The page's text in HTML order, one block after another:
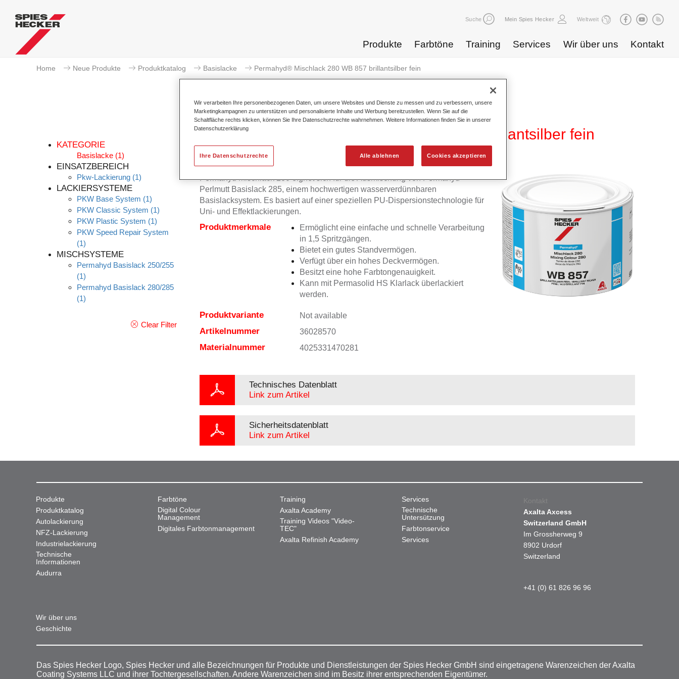
Suche Mein Spies Hecker Weltweit
Produkte Farbtöne Training Services Wir über uns Kontakt
Home Neue Produkte Produktkatalog Basislacke Permahyd® Mischlack 280 WB 857 brillantsilber fein
KATEGORIE
Basislacke (1)
EINSATZBEREICH
Pkw-Lackierung (1)
LACKIERSYSTEME
PKW Base System (1)
PKW Classic System (1)
PKW Plastic System (1)
PKW Speed Repair System
(1)
MISCHSYSTEME
Permahyd Basislack 250/255
(1)
Permahyd Basislack 280/285
(1)
Clear Filter
Permahyd® Mischlack 280 WB 857 brillantsilber fein
Permahyd Mischlack 280 eignet sich für die Ausmischung von Permahyd
Perlmutt Basislack 285, einem hochwertigen wasserverdünnbaren
Basislacksystem. Es basiert auf einer speziellen PU-Dispersionstechnologie für
Uni- und Effektlackierungen.
Produktmerkmale
Ermöglicht eine einfache und schnelle Verarbeitung
in 1,5 Spritzgängen.
Bietet ein gutes Standvermögen.
Verfügt über ein hohes Deckvermögen.
Besitzt eine hohe Farbtongenauigkeit.
Kann mit Permasolid HS Klarlack überlackiert
werden.
Produktvariante Not available
Artikelnummer 36028570
Materialnummer 4025331470281
Technisches Datenblatt
Link zum Artikel
Sicherheitsdatenblatt
Link zum Artikel
Produkte
Produktkatalog
Autolackierung
NFZ-Lackierung
Industrielackierung
Technische
Informationen
Audurra
Farbtöne
Digital Colour
Management
Digitales Farbtonmanagement
Training
Axalta Academy
Training Videos "Video-
TEC"
Axalta Refinish Academy
Services
Technische
Untersützung
Farbtonservice
Services
Wir über uns
Geschichte
Kontakt
Axalta Axcess
Switzerland GmbH
Im Grossherweg 9
8902 Urdorf
Switzerland
+41 (0) 61 826 96 96
Das Spies Hecker Logo, Spies Hecker und alle Bezeichnungen für Produkte und Dienstleistungen der Spies Hecker GmbH sind eingetragene Warenzeichen der Axalta
Coating Systems LLC und ihrer Tochtergesellschaften. Andere Warenzeichen sind im Besitz ihrer entsprechenden Eigentümer.
Wir verarbeiten Ihre personenbezogenen Daten, um unsere Websites und Dienste zu messen und zu verbessern, unsere
Marketingkampagnen zu unterstützen und personalisierte Inhalte und Werbung bereitzustellen. Wenn Sie auf die
Schaltfläche rechts klicken, können Sie Ihre Datenschutzrechte wahrnehmen. Weitere Informationen finden Sie in unserer
Datenschutzerklärung
Alle ablehnen Cookies akzeptieren
Ihre Datenschutzrechte